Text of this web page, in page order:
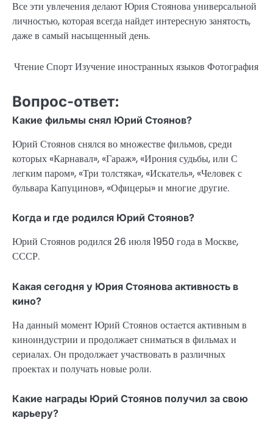
Все эти увлечения делают Юрия Стоянова универсальной
личностью, которая всегда найдет интересную занятость,
даже в самый насыщенный день.
ЧтениеСпортИзучение иностранных языков Фотография
Вопрос-ответ:
Какие фильмы снял Юрий Стоянов?
Юрий Стоянов снялся во множестве фильмов, среди
которых «Карнавал», «Гараж», «Ирония судьбы, или С
легким паром», «Три толстяка», «Искатель», «Человек с
бульвара Капуцинов», «Офицеры» и многие другие.
Когда и где родился Юрий Стоянов?
Юрий Стоянов родился 26 июля 1950 года в Москве,
СССР.
Какая сегодня у Юрия Стоянова активность в
кино?
На данный момент Юрий Стоянов остается активным в
киноиндустрии и продолжает сниматься в фильмах и
сериалах. Он продолжает участвовать в различных
проектах и получать новые роли.
Какие награды Юрий Стоянов получил за свою
карьеру?